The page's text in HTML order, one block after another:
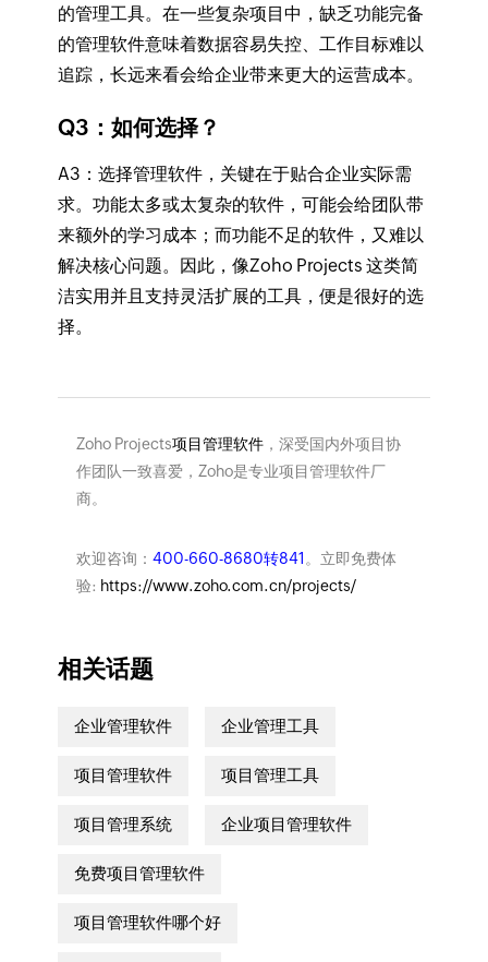
的管理工具。在一些复杂项目中，缺乏功能完备
的管理软件意味着数据容易失控、工作目标难以
追踪，长远来看会给企业带来更大的运营成本。
Q3：如何选择？
A3：选择管理软件，关键在于贴合企业实际需
求。功能太多或太复杂的软件，可能会给团队带
来额外的学习成本；而功能不足的软件，又难以
解决核心问题。因此，像Zoho Projects 这类简
洁实用并且支持灵活扩展的工具，便是很好的选
择。
Zoho Projects项目管理软件，深受国内外项目协
作团队一致喜爱，Zoho是专业项目管理软件厂
商。
欢迎咨询： 400-660-8680转841 。立即免费体
验: https://www.zoho.com.cn/projects/
相关话题
企业管理软件 企业管理工具
项目管理软件 项目管理工具
项目管理系统 企业项目管理软件
免费项目管理软件
项目管理软件哪个好